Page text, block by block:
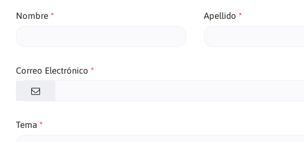
Nombre Apellido
Correo Electrónico
Tema